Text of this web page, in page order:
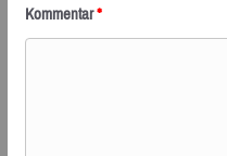
Kommentar*